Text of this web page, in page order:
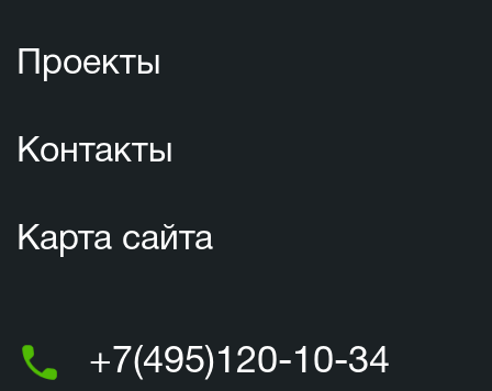
Проекты
Контакты
Карта сайта
+7(495)120-10-34